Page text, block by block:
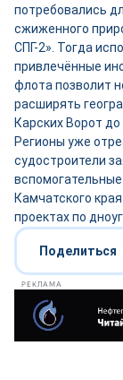
потребовались
сжиженного
СПГ-2». Тогда
привлечённые
флота позволит
расширять
Карских Ворот до
Регионы уже
судостроители
Камчатского
проектах по
Поделиться
РЕКЛАМА